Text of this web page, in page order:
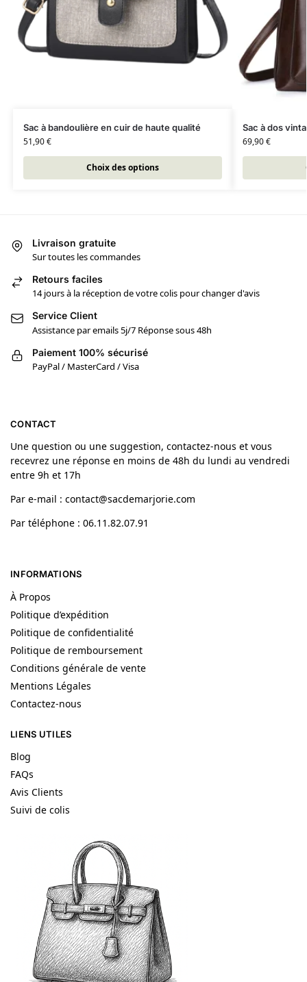
Sac à bandoulière en cuir de haute qualité
51,90€
Choix des options
Sac à dos
69,90€
Livraison gratuite
Sur toutes les commandes
Retours faciles
14 jours à la réception de votre colis pour changer d'avis
Service Client
Assistance par emails 5j/7 Réponse sous 48h
Paiement 100% sécurisé
PayPal / MasterCard / Visa
CONTACT
Une question ou une suggestion, contactez-nous et vous
recevrez une réponse en moins de 48h du lundi au vendredi
entre 9h et 17h
Par e-mail : contact@sacdemarjorie.com
Par téléphone : 06.11.82.07.91
INFORMATIONS
À Propos
Politique d’expédition
Politique de confidentialité
Politique de remboursement
Conditions générale de vente
Mentions Légales
Contactez-nous
LIENS UTILES
Blog
FAQs
Avis Clients
Suivi de colis